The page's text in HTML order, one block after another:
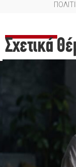
Σχετικά